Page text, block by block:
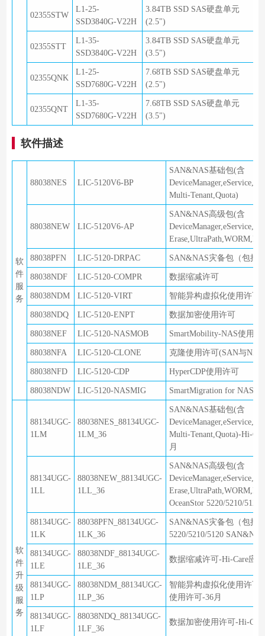
02355STW
L1-25-
SSD3840G-V22H
3.84TB SSD SAS硬盘单元
(2.5")
02355STT
L1-35-
SSD3840G-V22H
3.84TB SSD SAS硬盘单元
(3.5")
02355QNK
L1-25-
SSD7680G-V22H
7.68TB SSD SAS硬盘单元
(2.5")
02355QNT
L1-35-
SSD7680G-V22H
7.68TB SSD SAS硬盘单元
(3.5")
软件描述
软
件
服
务
88038NES LIC-5120V6-BP
SAN&NAS基础包(含
Multi-Tenant,Quota)
88038NEW LIC-5120V6-AP
SAN&NAS高级包(含
88038PFN LIC-5120-DRPAC SAN&NAS灾备包（包括
88038NDF LIC-5120-COMPR 数据缩减许可
88038NDM LIC-5120-VIRT 智能异构虚拟化使用许可
88038NDQ LIC-5120-ENPT 数据加密使用许可
88038NEF LIC-5120-NASMOB SmartMobility-NAS使用许
88038NFA LIC-5120-CLONE 克隆使用许可(SAN与
88038NFD LIC-5120-CDP HyperCDP使用许可
88038NDW LIC-5120-NASMIG SmartMigration for NAS使
软
件
升
级
服
务
88134UGC-
1LM
88038NES_88134UGC-
1LM_36
SAN&NAS基础包(含
Multi-Tenant,Quota)-Hi-
月
88134UGC-
1LL
88038NEW_88134UGC-
1LL_36
SAN&NAS高级包(含
OceanStor 5220/5210/
88134UGC-
1LK
88038PFN_88134UGC-
1LK_36
SAN&NAS灾备包（包括
5220/5210/5120
88134UGC-
1LE
88038NDF_88134UGC-
1LE_36
数据缩减许可-Hi-Care应
88134UGC-
1LP
88038NDM_88134UGC-
1LP_36
智能异构虚拟化使用许可-
使用许可-36月
88134UGC-
1LF
88038NDQ_88134UGC-
1LF_36
数据加密使用许可-Hi-